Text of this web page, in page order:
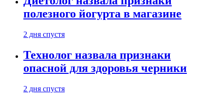
полезного йогурта в магазине
2 дня спустя
Технолог назвала признаки
опасной для здоровья черники
2 дня спустя